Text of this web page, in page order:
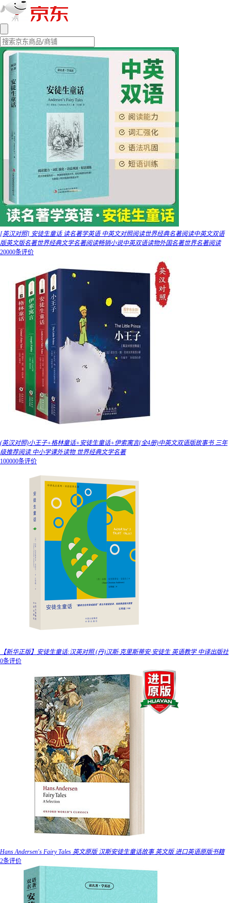
[英汉对照] 安徒生童话 读名著学英语 中英文对照阅读世界经典名著阅读中英文双语
版英文版名著世界经典文学名著阅读畅销小说中英双语读物外国名著世界名著阅读
20000条评价
(英汉对照)小王子+格林童话+安徒生童话+伊索寓言(全4册)中英文双语版故事书 三年
级推荐阅读 中小学课外读物 世界经典文学名著
100000条评价
【新华正版】安徒生童话:汉英对照 (丹)汉斯·克里斯蒂安·安徒生 英语教学 中译出版社
0条评价
Hans Andersen's Fairy Tales 英文原版 汉斯安徒生童话故事 英文版 进口英语原版书籍
2条评价